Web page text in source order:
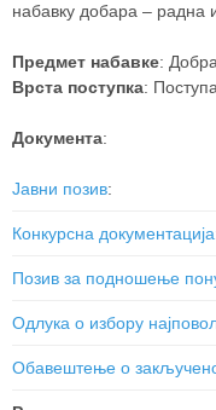
набавку добара – радна
Предмет набавке: Добра
Врста поступка:
Документа:
Јавни позив:
Конкурсна документација
Позив за подношење
Одлука о избору
Обавештење о